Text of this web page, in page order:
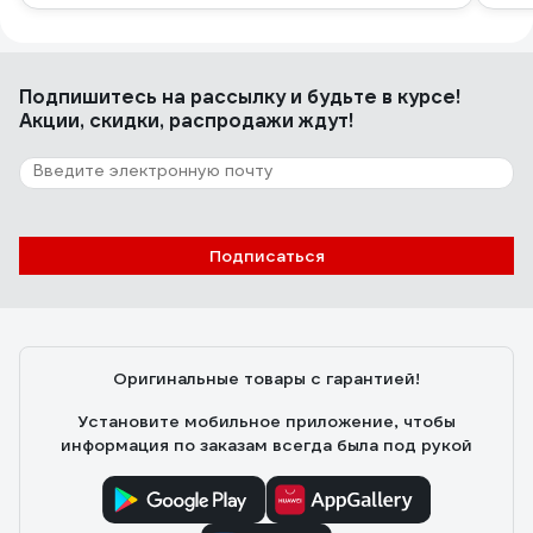
Подпишитесь на рассылкуи будьте в курсе!
Акции, скидки, распродажи ждут!
Подписаться
Оригинальные товары с гарантией!
Установите мобильное приложение, чтобы
информация по заказам всегда была под рукой